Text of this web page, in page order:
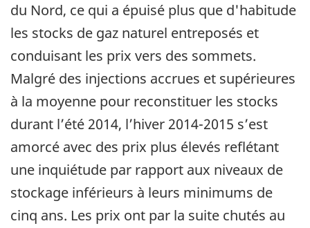
du Nord, ce qui a épuisé plus que d'habitude
les stocks de gaz naturel entreposés et
conduisant les prix vers des sommets.
Malgré des injections accrues et supérieures
à la moyenne pour reconstituer les stocks
durant l’été 2014, l’hiver 2014-2015 s’est
amorcé avec des prix plus élevés reflétant
une inquiétude par rapport aux niveaux de
stockage inférieurs à leurs minimums de
cinq ans. Les prix ont par la suite chutés au